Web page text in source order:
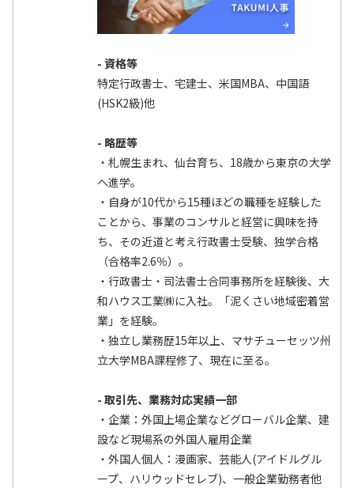
- 資格等
特定行政書士、宅建士、米国MBA、中国語
(HSK2級)他
- 略歴等
・札幌生まれ、仙台育ち、18歳から東京の大学
へ進学。
・自身が10代から15種ほどの職種を経験した
ことから、事業のコンサルと経営に興味を持
ち、その近道と考え行政書士受験、独学合格
（合格率2.6％）。
・行政書士・司法書士合同事務所を経験後、大
和ハウス工業㈱に入社。「泥くさい地域密着営
業」を経験。
・独立し業務歴15年以上、マサチューセッツ州
立大学MBA課程修了、現在に至る。
- 取引先、業務対応実績一部
・企業：外国上場企業などグローバル企業、建
設など現場系の外国人雇用企業
・外国人個人：漫画家、芸能人(アイドルグル
ープ、ハリウッドセレブ)、一般企業勤務者他